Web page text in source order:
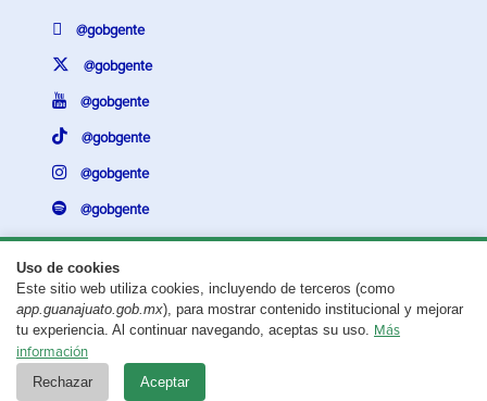
Uso de cookies
Este sitio web utiliza cookies, incluyendo de terceros (como
app.guanajuato.gob.mx), para mostrar contenido institucional y mejorar
tu experiencia. Al continuar navegando, aceptas su uso. Más
información
Rechazar Aceptar
@gobgente
@gobgente
@gobgente
@gobgente
@gobgente
@gobgente
¿Existe algún problema con esta página?Repórtalo aquí.
Aviso legal